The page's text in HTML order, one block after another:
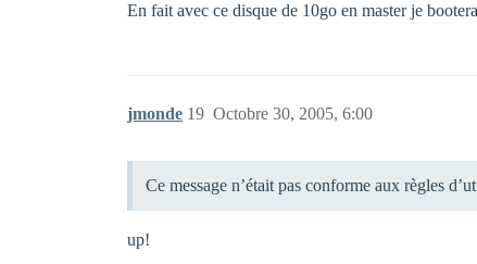
En fait avec ce disque de 10go en master je
jmonde Octobre 30, 2005, 6:00
19
Ce message n’était pas conforme aux règles
up!